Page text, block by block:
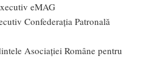
eMAG
Confederația Patronală
Asociaţiei Române pentru